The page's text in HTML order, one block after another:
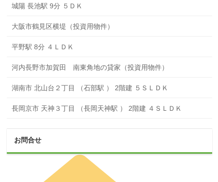
城陽 長池駅 9分 ５ＤＫ
大阪市鶴見区横堤（投資用物件）
平野駅 8分 ４ＬＤＫ
河内長野市加賀田 南東角地の貸家（投資用物件）
湖南市 北山台２丁目 （石部駅 ） 2階建 ５ＳＬＤＫ
長岡京市 天神３丁目 （長岡天神駅 ） 2階建 ４ＳＬＤＫ
お問合せ